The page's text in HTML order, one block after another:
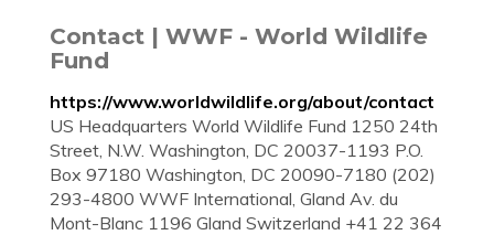
Contact | WWF - World Wildlife
Fund
https://www.worldwildlife.org/about/contact
US Headquarters World Wildlife Fund 1250 24th
Street, N.W. Washington, DC 20037-1193 P.O.
Box 97180 Washington, DC 20090-7180 (202)
293-4800 WWF International, Gland Av. du
Mont-Blanc 1196 Gland Switzerland +41 22 364